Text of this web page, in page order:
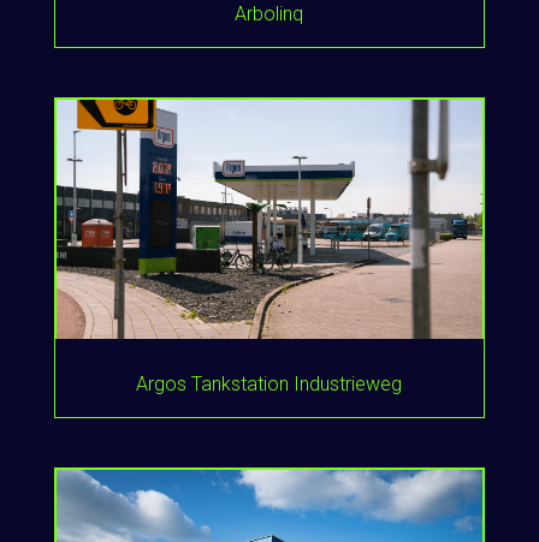
Arbolinq
Argos Tankstation Industrieweg